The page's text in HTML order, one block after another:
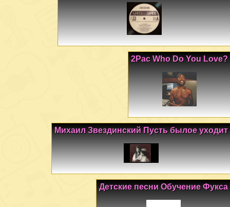
2Pac Who Do You Love?
Михаил Звездинский Пусть былое уходит
Детские песни Обучение Фукса